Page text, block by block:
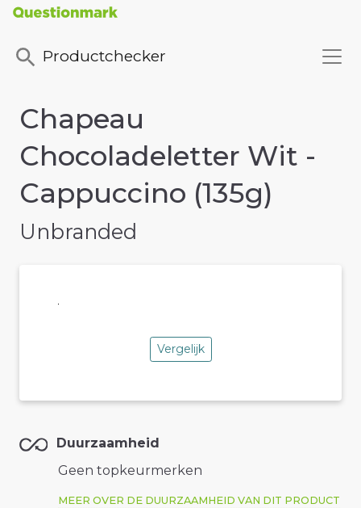
Productchecker
Chapeau
Chocoladeletter Wit -
Cappuccino (135g)
Unbranded
Vergelijk
Duurzaamheid
Geen topkeurmerken
MEER OVER DE DUURZAAMHEID VAN DIT PRODUCT